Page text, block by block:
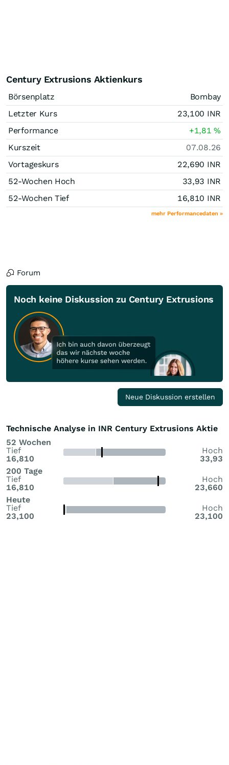
Century Extrusions Aktienkurs
Börsenplatz
Bombay
Letzter Kurs
23,100 INR
Performance
+1,81%
Kurszeit
07.08.26
Vortageskurs
22,690 INR
52-Wochen Hoch
33,93 INR
52-Wochen Tief
16,810 INR
mehr Performancedaten »
Forum
Noch keine Diskussion zu Century Extrusions
Neue Diskussion erstellen
Technische Analyse in INR Century Extrusions Aktie
52 Wochen
Tief
16,810
Hoch
33,93
200 Tage
Tief
16,810
Hoch
23,660
Heute
Tief
23,100
Hoch
23,100